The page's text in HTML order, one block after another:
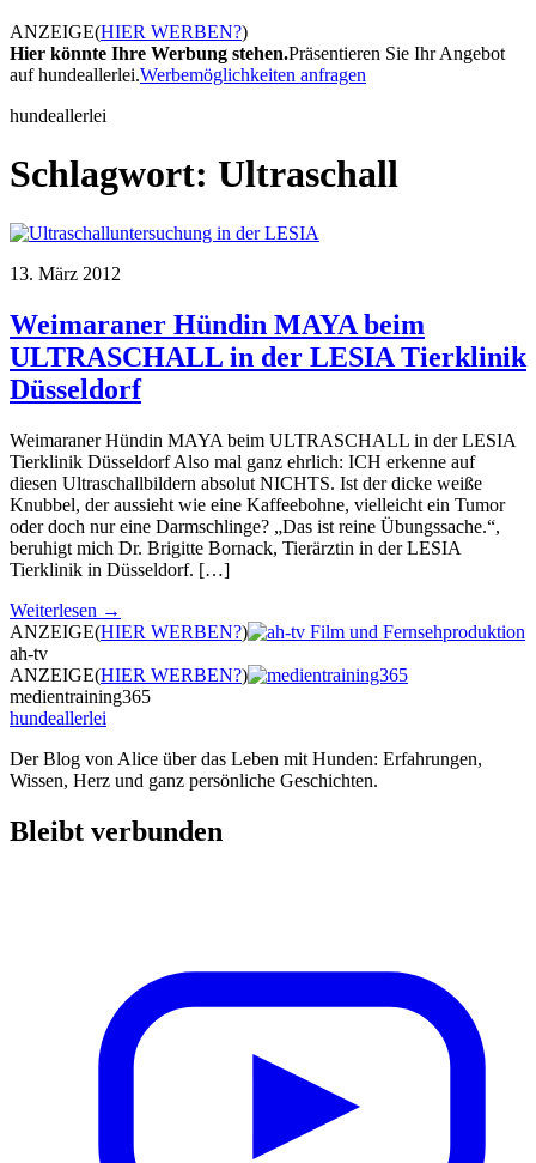
ANZEIGE(HIER WERBEN?)
Hier könnte Ihre Werbung stehen.Präsentieren Sie Ihr Angebot
auf hundeallerlei.Werbemöglichkeiten anfragen
hundeallerlei
Schlagwort: Ultraschall
13. März 2012
Weimaraner Hündin MAYA beim
ULTRASCHALL in der LESIA Tierklinik
Düsseldorf
Weimaraner Hündin MAYA beim ULTRASCHALL in der LESIA
Tierklinik Düsseldorf Also mal ganz ehrlich: ICH erkenne auf
diesen Ultraschallbildern absolut NICHTS. Ist der dicke weiße
Knubbel, der aussieht wie eine Kaffeebohne, vielleicht ein Tumor
oder doch nur eine Darmschlinge? „Das ist reine Übungssache.“,
beruhigt mich Dr. Brigitte Bornack, Tierärztin in der LESIA
Tierklinik in Düsseldorf. […]
Weiterlesen →
ANZEIGE(HIER WERBEN?)
ah-tv
ANZEIGE(HIER WERBEN?)
medientraining365
hundeallerlei
Der Blog von Alice über das Leben mit Hunden: Erfahrungen,
Wissen, Herz und ganz persönliche Geschichten.
Bleibt verbunden